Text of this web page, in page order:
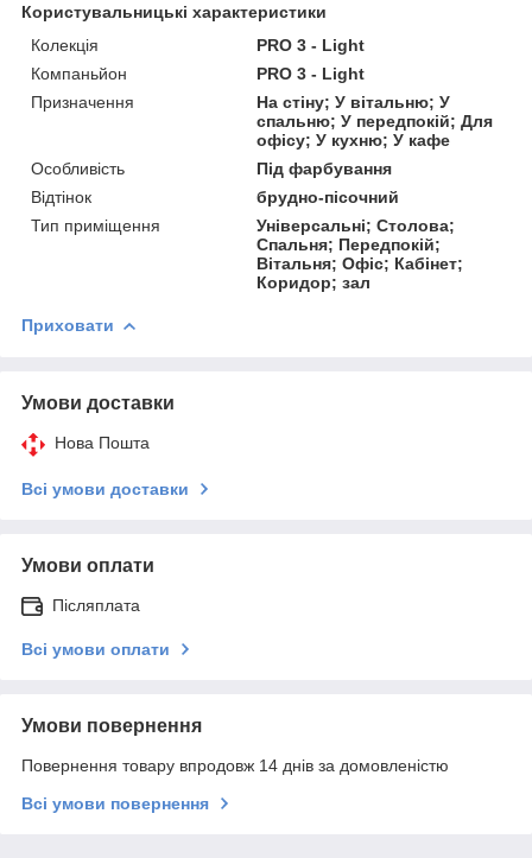
Користувальницькі характеристики
Колекція
PRO 3 - Light
Компаньйон
PRO 3 - Light
Призначення
На стіну; У вітальню; У
спальню; У передпокій; Для
офісу; У кухню; У кафе
Особливість
Під фарбування
Відтінок
брудно-пісочний
Тип приміщення
Універсальні; Столова;
Спальня; Передпокій;
Вітальня; Офіс; Кабінет;
Коридор; зал
Приховати
Умови доставки
Нова Пошта
Всі умови доставки
Умови оплати
Післяплата
Всі умови оплати
Умови повернення
Повернення товару впродовж 14 днів за домовленістю
Всі умови повернення